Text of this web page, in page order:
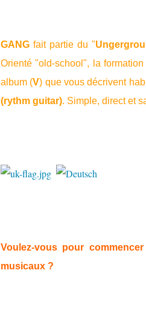
GANG fait partie du "
Orienté "old-school", la formation
album (V) que vous décrivent
(rythm guitar). Simple, direct et
Voulez-vous pour
musicaux ?